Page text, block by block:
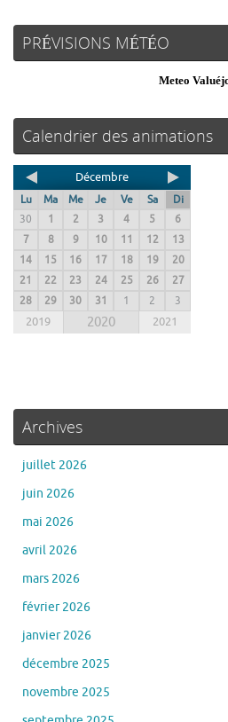
PRÉVISIONS MÉTÉO
Meteo
Calendrier des animations
Décembre
Lu Ma Me Je Ve Sa
Di
30
1 2 3 4 5
6
7
8 9 10 11 12
13
14
15 16 17 18 19
20
21
22 23 24 25 26
27
28
29 30 31 1 2 3
2019 2020 2021
Archives
juillet 2026
juin 2026
mai 2026
avril 2026
mars 2026
février 2026
janvier 2026
décembre 2025
novembre 2025